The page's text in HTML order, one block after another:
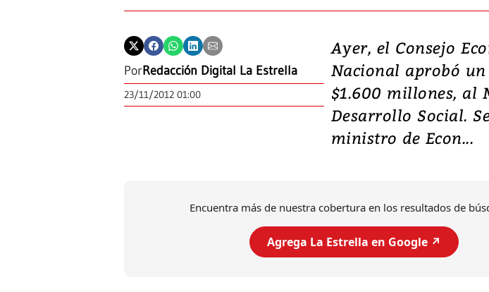
PorRedacción Digital La Estrella
23/11/2012 01:00
Ayer, el Consejo
Nacional aprobó
$1.600 millones, al
Desarrollo Social.
ministro de Econ...
Encuentra más de nuestra cobertura en los resultados de
Agrega La Estrella en Google ↗️
Video,
deja
daños en